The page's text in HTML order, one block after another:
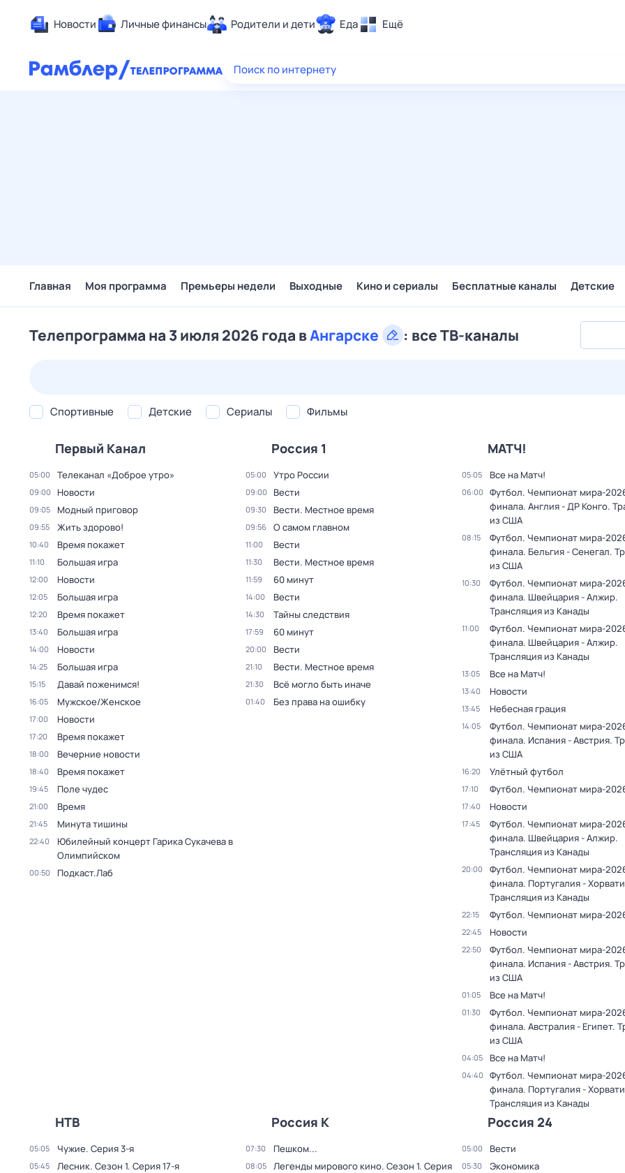
Новости Личные финансы Родители и дети Еда Ещё
Здоровье
Поиск по интернету
Главная Моя программа Премьеры недели Выходные Кино и сериалы Бесплатные каналы Детские
Телепрограмма на 3 июля 2026 года вАнгарске : все ТВ-каналы
Спортивные Детские Сериалы Фильмы
Первый Канал
05:00 Телеканал «Доброе утро»
09:00 Новости
09:05 Модный приговор
09:55 Жить здорово!
10:40 Время покажет
11:10 Большая игра
12:00 Новости
12:05 Большая игра
12:20 Время покажет
13:40 Большая игра
14:00 Новости
14:25 Большая игра
15:15 Давай поженимся!
16:05 Мужское/Женское
17:00 Новости
17:20 Время покажет
18:00 Вечерние новости
18:40 Время покажет
19:45 Поле чудес
21:00 Время
21:45 Минута тишины
22:40
Юбилейный концерт Гарика Сукачева в
Олимпийском
00:50 Подкаст.Лаб
Россия 1
05:00 Утро России
09:00 Вести
09:30 Вести. Местное время
09:56 О самом главном
11:00 Вести
11:30 Вести. Местное время
11:59 60 минут
14:00 Вести
14:30 Тайны следствия
17:59 60 минут
20:00 Вести
21:10 Вести. Местное время
21:30 Всё могло быть иначе
01:40 Без права на ошибку
МАТЧ!
05:05 Все на Матч!
06:00
Футбол. Чемпионат мира-
финала. Англия - ДР Конго.
из США
08:15
Футбол. Чемпионат мира-
финала. Бельгия - Сенегал.
из США
10:30
Футбол. Чемпионат мира-
финала. Швейцария - Алжир.
Трансляция из Канады
11:00
Футбол. Чемпионат мира-
финала. Швейцария - Алжир.
Трансляция из Канады
13:05 Все на Матч!
13:40 Новости
13:45 Небесная грация
14:05
Футбол. Чемпионат мира-
финала. Испания - Австрия.
из США
16:20 Улётный футбол
17:10 Футбол. Чемпионат мира-
17:40 Новости
17:45
Футбол. Чемпионат мира-
финала. Швейцария - Алжир.
Трансляция из Канады
20:00
Футбол. Чемпионат мира-
финала. Португалия -
Трансляция из Канады
22:15 Футбол. Чемпионат мира-
22:45 Новости
22:50
Футбол. Чемпионат мира-
финала. Испания - Австрия.
из США
01:05 Все на Матч!
01:30
Футбол. Чемпионат мира-
финала. Австралия - Египет.
из США
04:05 Все на Матч!
04:40
Футбол. Чемпионат мира-
финала. Португалия -
Трансляция из Канады
НТВ
05:05 Чужие. Серия 3-я
05:45 Лесник. Сезон 1. Серия 17-я
Россия К
07:30 Пешком...
08:05 Легенды мирового кино. Сезон 1. Серия
Россия 24
05:00 Вести
05:30 Экономика